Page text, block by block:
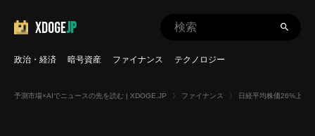
XDOGEJP
政治・経済 暗号資産 ファイナンス テクノロジー
予測市場×AIでニュースの先を読む | XDOGE.JP 〉 ファイナンス 〉 日経平均株価26%上昇